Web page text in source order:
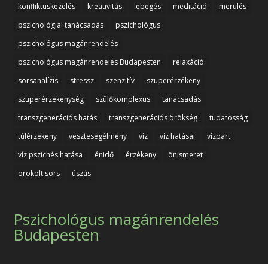
konfliktuskezelés
kreativitás lebegés meditáció
merülés
pszichológiai tanácsadás
pszichológus
pszichológus magánrendelés
pszichológus magánrendelés Budapesten
relaxáció
sorsanalízis
stressz szenzitív
szuperérzékeny
szuperérzékenység
szülőkomplexus
tanácsadás
transzgenerációs hatás
transzgenerációs örökség
tudatosság
túlérzékeny
veszteségélmény víz víz hatásai
vízpart
víz pszichés hatása
énidő érzékeny
önismeret
örökölt sors
úszás
Pszichológus magánrendelés
Budapesten